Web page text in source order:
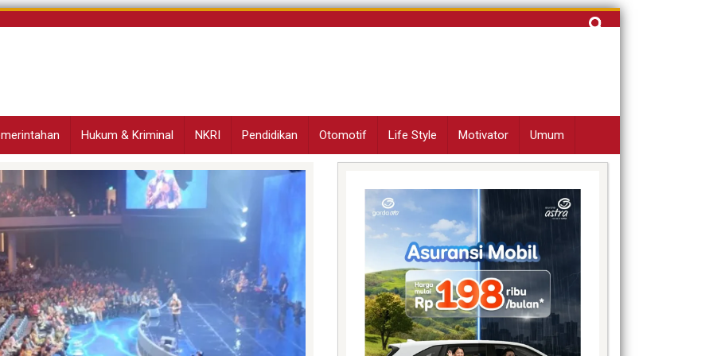
Cari
Hukum & Kriminal NKRI Pendidikan Otomotif Life Style Motivator Umum